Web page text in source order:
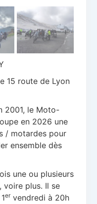
15 route de Lyon
2001, le Moto-
en 2026 une
/ motardes pour
ensemble dès
une ou plusieurs
voire plus. Il se
ervendredi à 20h